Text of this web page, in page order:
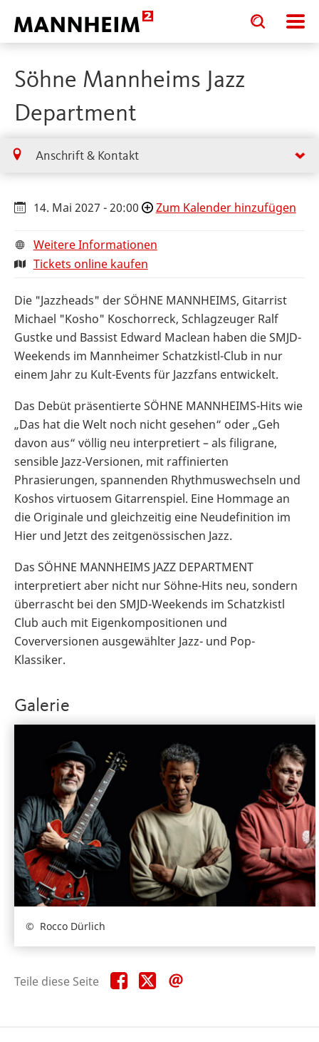
Toggle
search
input
Toggle
search
input
Söhne Mannheims Jazz
Department
Anschrift & Kontakt
14. Mai 2027 - 20:00 Zum Kalender hinzufügen
Weitere Informationen
Tickets online kaufen
Die "Jazzheads" der SÖHNE MANNHEIMS, Gitarrist
Michael "Kosho" Koschorreck, Schlagzeuger Ralf
Gustke und Bassist Edward Maclean haben die SMJD-
Weekends im Mannheimer Schatzkistl-Club in nur
einem Jahr zu Kult-Events für Jazzfans entwickelt.
Das Debüt präsentierte SÖHNE MANNHEIMS-Hits wie
„Das hat die Welt noch nicht gesehen“ oder „Geh
davon aus“ völlig neu interpretiert – als filigrane,
sensible Jazz-Versionen, mit raffinierten
Phrasierungen, spannenden Rhythmuswechseln und
Koshos virtuosem Gitarrenspiel. Eine Hommage an
die Originale und gleichzeitig eine Neudefinition im
Hier und Jetzt des zeitgenössischen Jazz.
Das SÖHNE MANNHEIMS JAZZ DEPARTMENT
interpretiert aber nicht nur Söhne-Hits neu, sondern
überrascht bei den SMJD-Weekends im Schatzkistl
Club auch mit Eigenkompositionen und
Coverversionen ausgewählter Jazz- und Pop-
Klassiker.
Galerie
Rocco Dürlich
Teile diese Seite Teile
diese
Teile
diese